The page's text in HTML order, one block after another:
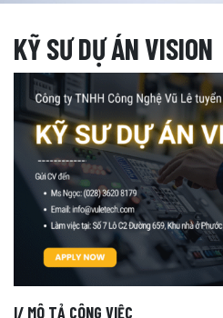
KỸ SƯDỰ ÁN VISION
I/ MÔ TẢ CÔNG VIỆC